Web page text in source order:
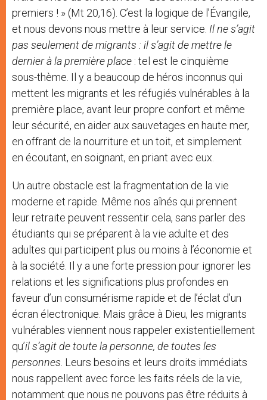
premiers ! » (Mt 20,16). C’est la logique de l’Évangile,
et nous devons nous mettre à leur service. Il ne s’agit
pas seulement de migrants : il s’agit de mettre le
dernier à la première place : tel est le cinquième
sous-thème. Il y a beaucoup de héros inconnus qui
mettent les migrants et les réfugiés vulnérables à la
première place, avant leur propre confort et même
leur sécurité, en aider aux sauvetages en haute mer,
en offrant de la nourriture et un toit, et simplement
en écoutant, en soignant, en priant avec eux.
Un autre obstacle est la fragmentation de la vie
moderne et rapide. Même nos aînés qui prennent
leur retraite peuvent ressentir cela, sans parler des
étudiants qui se préparent à la vie adulte et des
adultes qui participent plus ou moins à l’économie et
à la société. Il y a une forte pression pour ignorer les
relations et les significations plus profondes en
faveur d’un consumérisme rapide et de l’éclat d’un
écran électronique. Mais grâce à Dieu, les migrants
vulnérables viennent nous rappeler existentiellement
qu’il s’agit de toute la personne, de toutes les
personnes . Leurs besoins et leurs droits immédiats
nous rappellent avec force les faits réels de la vie,
notamment que nous ne pouvons pas être réduits à